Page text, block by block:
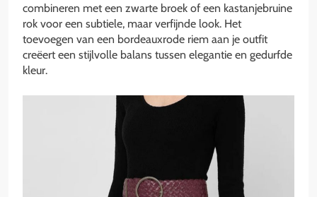
combineren met een zwarte broek of een kastanjebruine
rok voor een subtiele, maar verfijnde look. Het
toevoegen van een bordeauxrode riem aan je outfit
creëert een stijlvolle balans tussen elegantie en gedurfde
kleur.